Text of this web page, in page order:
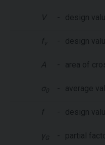
V - design
fv - design
A - area of
σ - average
f - design
γ G - partial